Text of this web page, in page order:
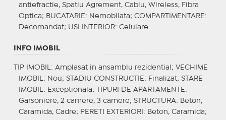
antiefractie, Spatiu Agrement, Cablu, Wireless, Fibra
Optica; BUCATARIE : Nemobilata; COMPARTIMENTARE :
Decomandat; USI INTERIOR: Celulare
INFO IMOBIL
TIP IMOBIL : Amplasat in ansamblu rezidential; VECHIME
IMOBIL : Nou; STADIU CONSTRUCTIE : Finalizat; STARE
IMOBIL : Exceptionala; TIPURI DE APARTAMENTE :
Garsoniere, 2 camere, 3 camere; STRUCTURA: Beton,
Caramida, Cadre; PERETI EXTERIORI : Beton, Caramida;